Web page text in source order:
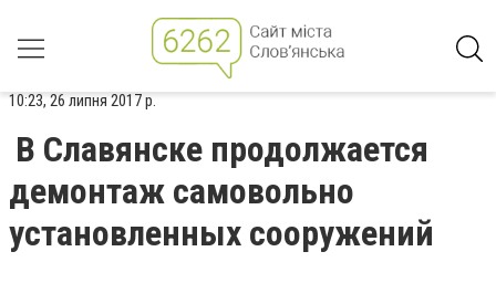
10:23, 26 липня 2017 р.
В Славянске продолжается
демонтаж самовольно
установленных сооружений